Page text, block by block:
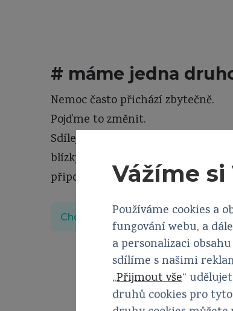
# máme jedna
Nemoc často přichází zbytečně.
Pojďme to změnit.
Sdílejte cenné informace se svými
blízkými, inspirujte ostatní ženy,
připojte se k nám!
Chci se zapojit
Vážíme
Používáme cookies a
fungování webu, a
a personalizaci
sdílíme s našimi
„Přijmout vše“
druhů cookies pro